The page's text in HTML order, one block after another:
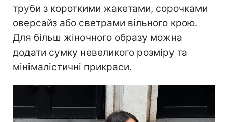
труби з короткими жакетами, сорочками
оверсайз або светрами вільного крою.
Для більш жіночного образу можна
додати сумку невеликого розміру та
мінімалістичні прикраси.